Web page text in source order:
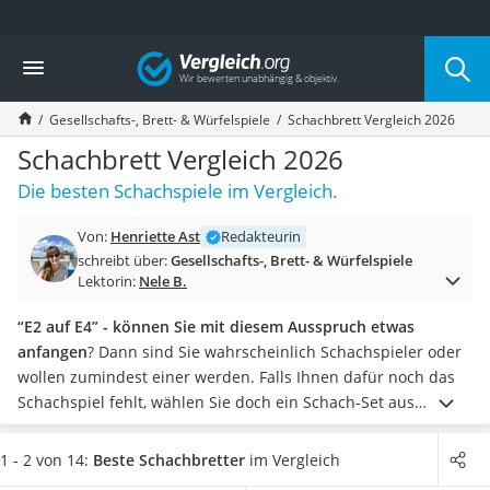
Die beliebtesten Vergleiche nach Kategorie
Freizeit & Sport
Gartentrampolin
Trampolin
Metalldetektor
Eufab-Fahrradträger
Trampolin 366 cm
Aluminium-Koffer
Futterboot
E-Bike-Dreirad
Trekkingschuhe Herren
Reisetasche mit Rollen
Klimmzugstation
Koffer
Nachtsichtgerät
Vergleich
Gesellschafts-, Brett- & Würfelspiele Schachbrett Vergleich 2026
Schachbrett Vergleich 2026
Die besten Schachspiele im Vergleich.
Von: Henriette Ast
Redakteurin
schreibt über:Gesellschafts-, Brett- & Würfelspiele
Lektorin: Nele B.
“E2 auf E4” - können Sie mit diesem Ausspruch etwas
anfangen? Dann sind Sie wahrscheinlich Schachspieler oder
wollen zumindest einer werden. Falls Ihnen dafür noch das
Schachspiel fehlt, wählen Sie doch ein Schach-Set aus
unserer Test- oder Vergleichstabelle. Schachbretter gibt es in
jeder Größe: vom Reiseschach mit 16 cm Kantenlänge bis
1 - 2 von 14: Beste Schachbretter im Vergleich